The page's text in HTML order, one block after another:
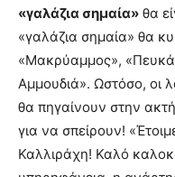
«γαλάζια σημαία» θα
«γαλάζια σημαία» θα
«Μακρύαμμος»,
Αμμουδιά». Ωστόσο, οι
θα πηγαίνουν στην
για να σπείρουν!
Καλλιράχη! Καλό